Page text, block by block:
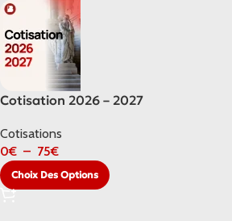
Cotisation 2026 – 2027
Cotisations
0€ – 75€
Choix Des Options